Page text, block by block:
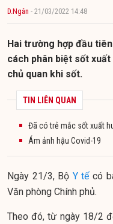
D.Ngân - 21/03/2022 14:48
Hai trường hợp đầu
cách phân biệt sốt
chủ quan khi sốt.
TIN LIÊN QUAN
Đã có trẻ mắc sốt xuất
Ám ảnh hậu Covid-19
Ngày 21/3, Bộ Y tếcó
Văn phòng Chính phủ.
Theo đó, từ ngày 18/2